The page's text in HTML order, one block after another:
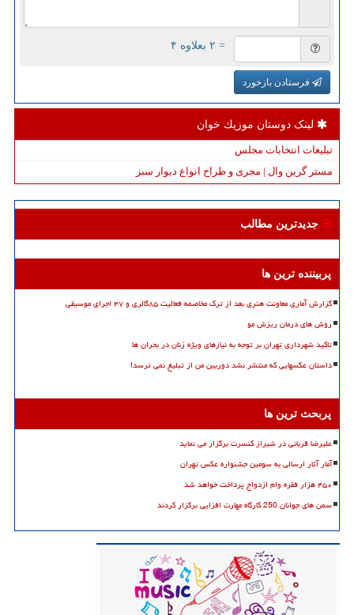
= ۲ بعلاوه ۴
فرستادن بازخورد
لینک دوستان موزیك خوان
تبلیغات انتخابات مجلس
مستر گرین وال | مجری و طراح انواع دیوار سبز
جدیدترین مطالب
پربیننده ترین ها
گزارش آماری معاونت هنری بعد از ترک مخاصمه فعالیت ۸۵گالری و ۴۷ اجرای موسیقی
روش های درمان ریزش مو
تاکید شهرداری تهران بر توجه به نیازهای ویژه زنان در بحران ها
داستان عکسهایی که منتشر نشد دوربین من از تبلیغ نمی ترسد!
پربحث ترین ها
علیرضا قربانی در شیراز کنسرت برگزار می نماید
آمار آثار ارسالی به سومین جشنواره عکس تهران
۴۵۰ هزار فقره وام ازدواج پرداخت خواهد شد
سمن های جوانان 250 کارگاه مهارت افزایی برگزار کردند